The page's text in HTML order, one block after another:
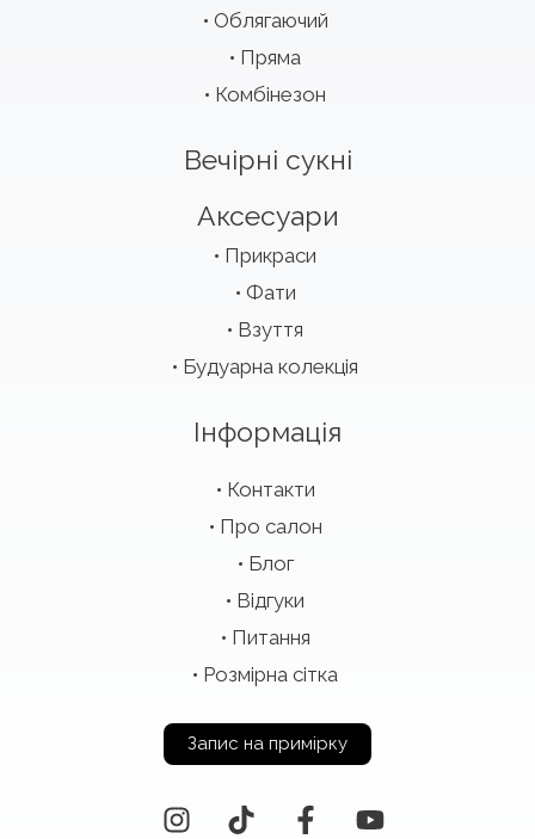
Облягаючий
Пряма
Комбінезон
Вечірні сукні
Аксесуари
Прикраси
Фати
Взуття
Будуарна колекція
Інформація
Контакти
Про салон
Блог
Відгуки
Питання
Розмірна сітка
Запис на примірку